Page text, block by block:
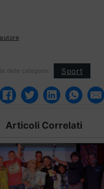
delle categorie: Sport
Articoli Correlati